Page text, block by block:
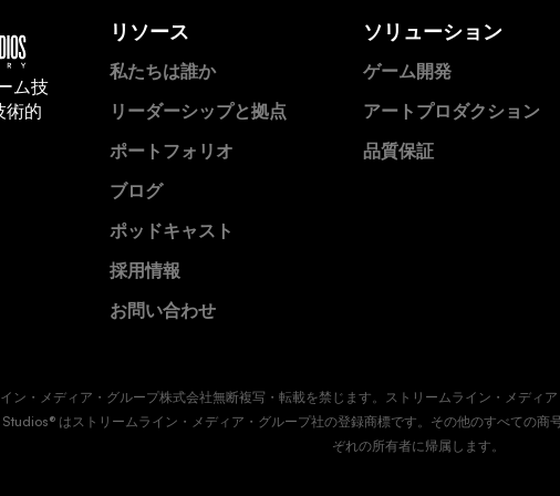
ム技
術的
リソース
私たちは誰か
リーダーシップと拠点
ポートフォリオ
ブログ
ポッドキャスト
採用情報
お問い合わせ
ソリューション
ゲーム開発
アートプロダクション
品質保証
・メディア・グループ株式会社無断複写・転載を禁じます。ストリームライン・メディ
はストリームライン・メディア・グループ社の登録商標です。その他のすべての商
ぞれの所有者に帰属します。